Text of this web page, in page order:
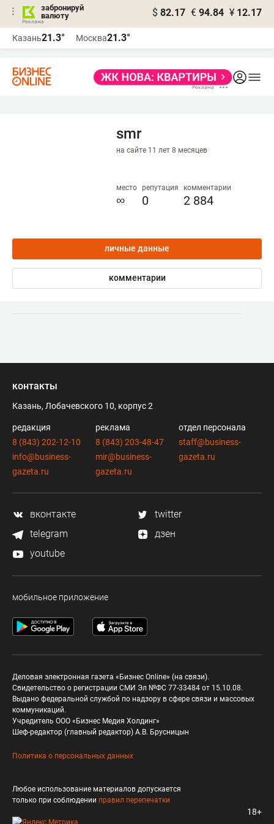
забронируй
валюту
$ 82.17 € 94.84 ¥ 12.17
Казань21.3° Москва21.3°
smr
на сайте 11 лет 8 месяцев
место
∞
репутация
0
комментарии
2 884
личные данные
комментарии
контакты
Казань, Лобачевского 10, корпус 2
редакция
8 (843) 202-12-10
info@business-
gazeta.ru
реклама
8 (843) 203-48-47
mir@business-
gazeta.ru
отдел персонала
staff@business-
gazeta.ru
вконтакте
twitter
telegram
дзен
youtube
мобильное приложение
Деловая электронная газета «Бизнес Online» (на связи).
Свидетельство о регистрации СМИ Эл №ФС 77-33484 от 15.10.08.
Выдано федеральной службой по надзору в сфере связи и массовых
коммуникаций.
Учредитель ООО «Бизнес Медия Холдинг»
Шеф-редактор (главный редактор) А.В. Брусницын
Политика о персональных данных
Любое использование материалов допускается
только при соблюдении правил перепечатки
18+